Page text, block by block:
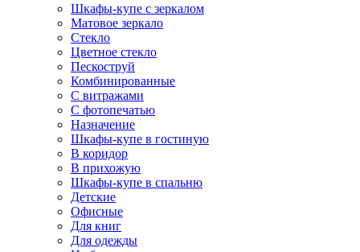
Шкафы-купе с зеркалом
Матовое зеркало
Стекло
Цветное стекло
Пескоструй
Комбинированные
С витражами
С фотопечатью
Назначение
Шкафы-купе в гостиную
В коридор
В прихожую
Шкафы-купе в спальню
Детские
Офисные
Для книг
Для одежды